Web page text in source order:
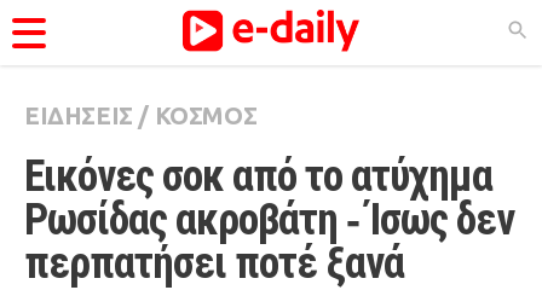
ΚΑΤΗΓΟΡΊΕΣ
Ειδήσεις
Θέματα
Videos
ΕΙΔΗΣΕΙΣ / ΚΟΣΜΟΣ
Εικόνες σοκ από το ατύχημα
Ρωσίδας ακροβάτη ‑ Ίσως δεν
περπατήσει ποτέ ξανά